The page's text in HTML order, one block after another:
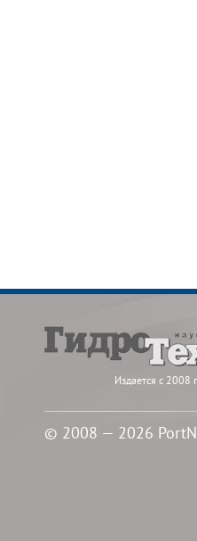
Издается с 2008
© 2008 — 2026